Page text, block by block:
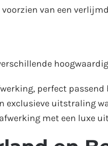
van een
perfect
exclusieve uitstraling
met een luxe